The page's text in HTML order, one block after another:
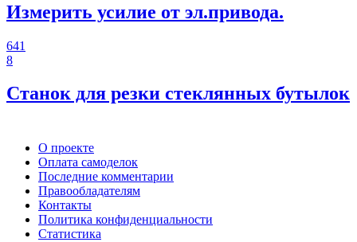
Измерить усилие от эл.привода.
641
8
Станок для резки стеклянных бутылок
О проекте
Оплата самоделок
Последние комментарии
Правообладателям
Контакты
Политика конфиденциальности
Статистика